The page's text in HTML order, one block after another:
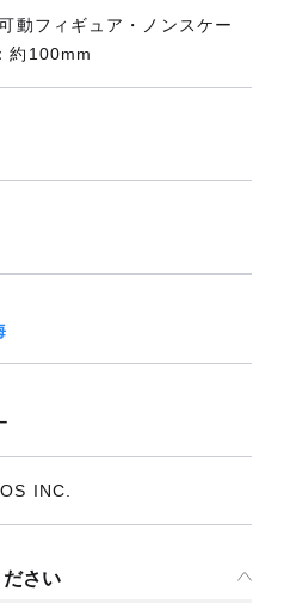
動フィギュア・ノンスケー
約100mm
INC.
さい